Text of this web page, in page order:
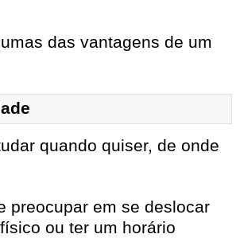
das vantagens de um
quando quiser, de onde
preocupar em se deslocar
ou ter um horário